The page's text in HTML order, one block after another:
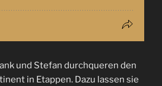
und Stefan durchqueren den
in Etappen. Dazu lassen sie